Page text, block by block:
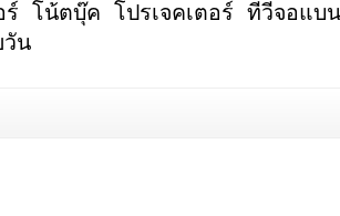
ร์ โน้ตบุ๊ค โปรเจคเตอร์ ทีวีจอแ
น